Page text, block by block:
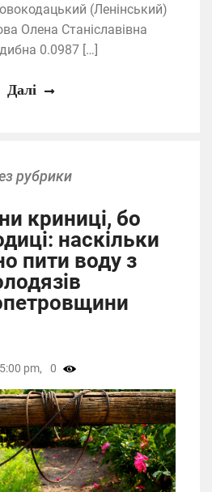
(Ленінський)
Олена Станіславівна
0.0987 […]
Далі
рубрики
криниці, бо
наскільки
пити воду з
pm, 0